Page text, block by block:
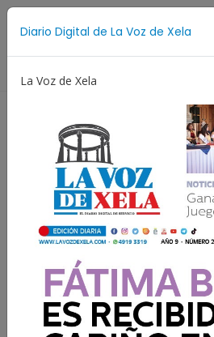
Diario Digital de La Voz de Xela
La Voz de Xela
Resultados para: